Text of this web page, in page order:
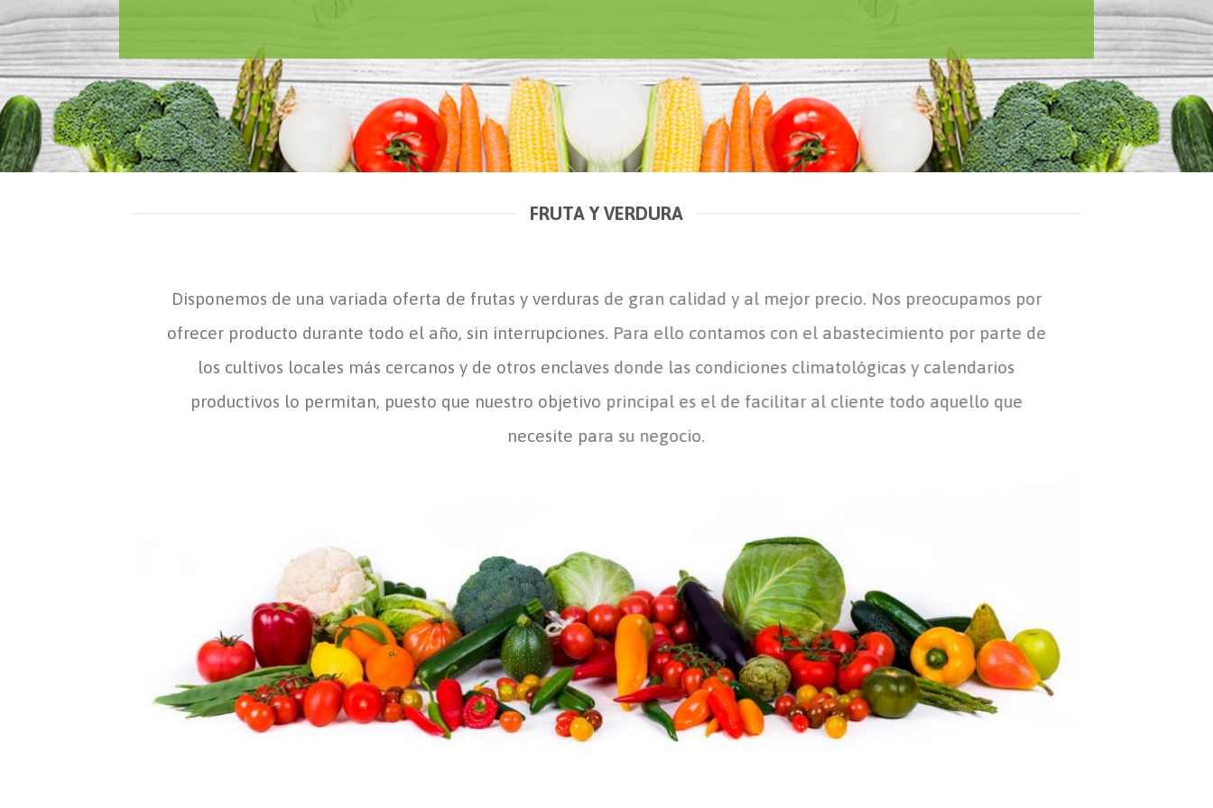
FRUTA Y VERDURA
Disponemos de una variada oferta de frutas y verduras de gran calidad y al mejor precio. Nos preocupamos por
ofrecer producto durante todo el año, sin interrupciones. Para ello contamos con el abastecimiento por parte de
los cultivos locales más cercanos y de otros enclaves donde las condiciones climatológicas y calendarios
productivos lo permitan, puesto que nuestro objetivo principal es el de facilitar al cliente todo aquello que
necesite para su negocio.